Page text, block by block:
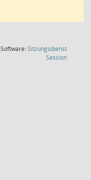
Software:Sitzungsdienst
Session(Wird in